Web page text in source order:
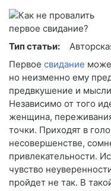
Тип статьи:
Первое свидание
но неизменно ему
предвкушение и
Независимо от того
женщина,
точки. Приходят в
несовершенстве,
привлекательности.
чувство
пройдет не так. В